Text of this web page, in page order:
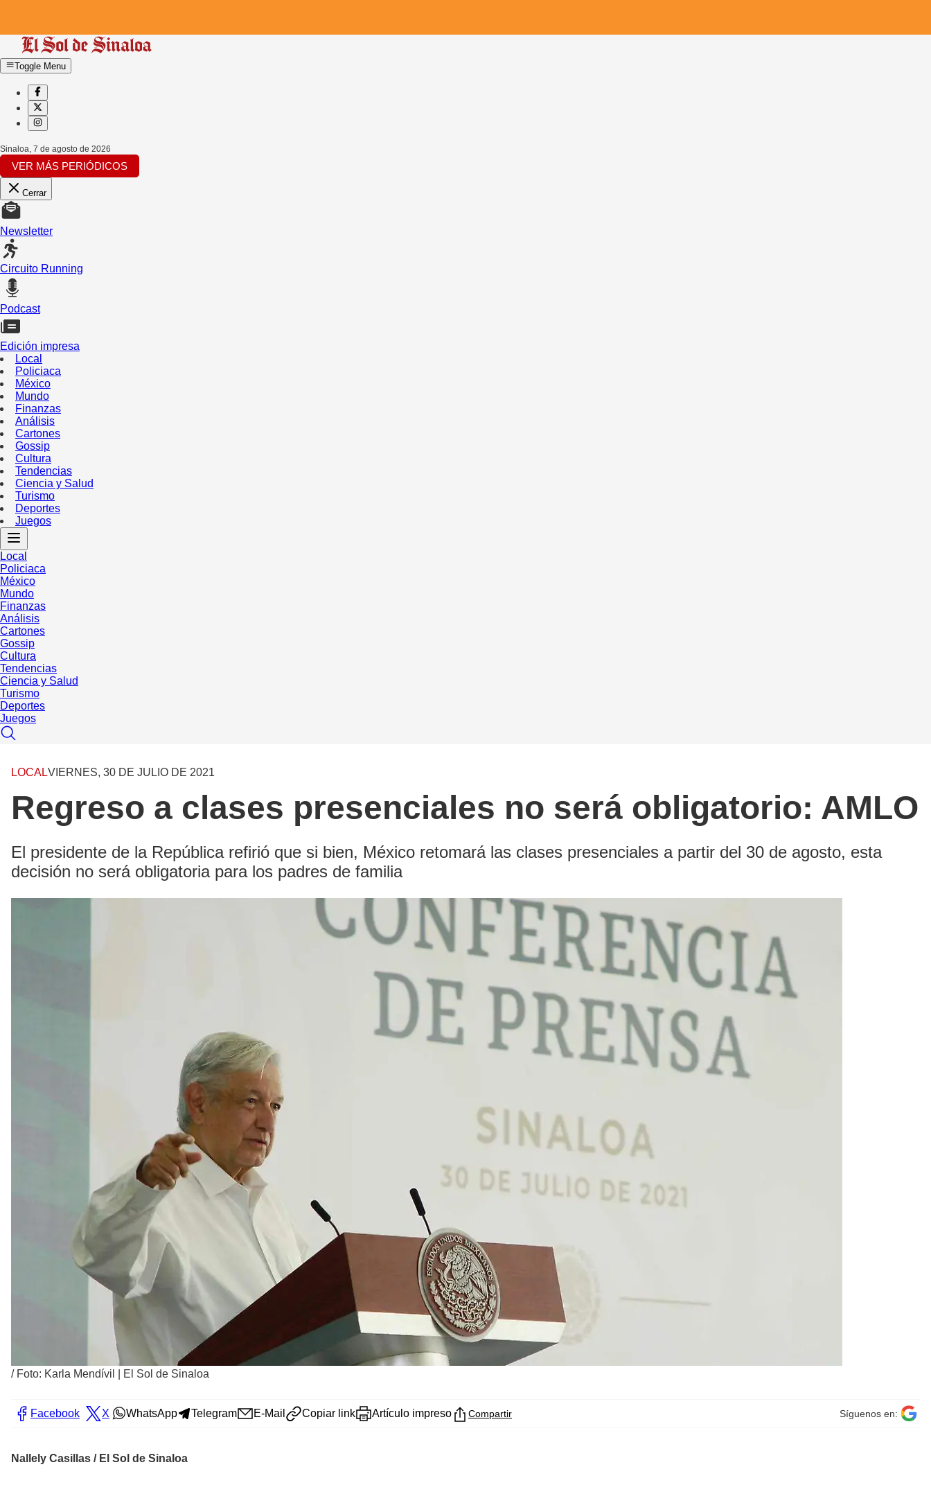
Toggle Menu
Sinaloa, 7 de agosto de 2026
VER MÁS PERIÓDICOS
Cerrar
Newsletter
Circuito Running
Podcast
Edición impresa
Local
Policiaca
México
Mundo
Finanzas
Análisis
Cartones
Gossip
Cultura
Tendencias
Ciencia y Salud
Turismo
Deportes
Juegos
Local
Policiaca
México
Mundo
Finanzas
Análisis
Cartones
Gossip
Cultura
Tendencias
Ciencia y Salud
Turismo
Deportes
Juegos
LOCALVIERNES, 30 DE JULIO DE 2021
Regreso a clases presenciales no será obligatorio: AMLO
El presidente de la República refirió que si bien, México retomará las clases presenciales a partir del 30 de agosto, esta
decisión no será obligatoria para los padres de familia
/ Foto: Karla Mendívil | El Sol de Sinaloa
Facebook X WhatsApp Telegram E-Mail Copiar link Artículo impreso Compartir Síguenos en:
Nallely Casillas / El Sol de Sinaloa